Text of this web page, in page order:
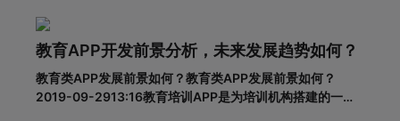
了。其实，APP开发的流程并不复杂，接下来就带大家一起
看一下一套完整的APP开发流程包含哪些步骤。一、基本功
能需求阶段0
教育APP开发前景分析，未来发展趋势如何？
教育类APP发展前景如何？教育类APP发展前景如何？
2019-09-2913:16教育培训APP是为培训机构搭建的一个